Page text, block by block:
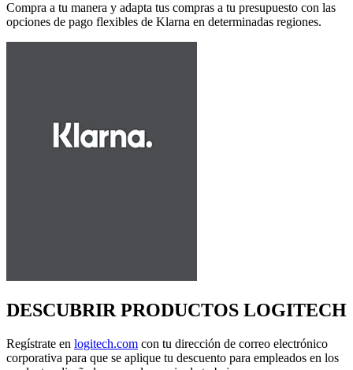
Compra a tu manera y adapta tus compras a tu presupuesto con las
opciones de pago flexibles de Klarna en determinadas regiones.
DESCUBRIR PRODUCTOS LOGITECH
Regístrate en logitech.com con tu dirección de correo electrónico
corporativa para que se aplique tu descuento para empleados en los